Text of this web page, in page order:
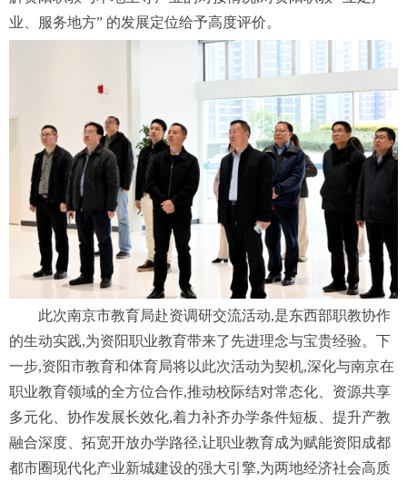
业、服务地方” 的发展定位给予高度评价。
此次南京市教育局赴资调研交流活动,是东西部职教协作
的生动实践,为资阳职业教育带来了先进理念与宝贵经验。下
一步,资阳市教育和体育局将以此次活动为契机,深化与南京在
职业教育领域的全方位合作,推动校际结对常态化、资源共享
多元化、协作发展长效化,着力补齐办学条件短板、提升产教
融合深度、拓宽开放办学路径,让职业教育成为赋能资阳成都
都市圈现代化产业新城建设的强大引擎,为两地经济社会高质